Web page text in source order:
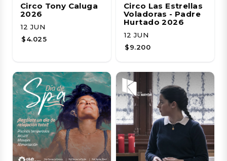
Circo Tony Caluga
2026
12 JUN
$4.025
Circo Las Estrellas
Voladoras - Padre
Hurtado 2026
12 JUN
$9.200